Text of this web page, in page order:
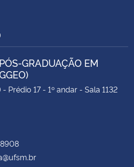
GRADUAÇÃO EM
Prédio 17 - 1º andar - Sala 1132